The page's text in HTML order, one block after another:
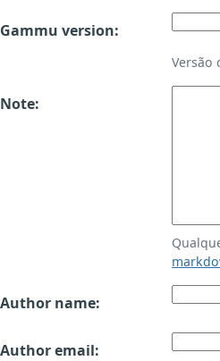
Gammu version:
Versão
Note:
Author name:
Author email: